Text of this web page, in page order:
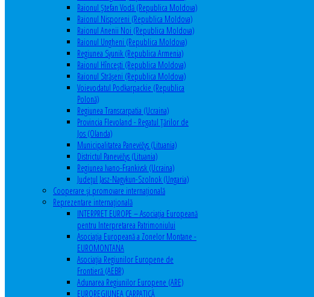
Raionul Ștefan Vodă (Republica Moldova)
Raionul Nisporeni (Republica Moldova)
Raionul Anenii Noi (Republica Moldova)
Raionul Ungheni (Republica Moldova)
Regiunea Syunik (Republica Armenia)
Raionul Hîncești (Republica Moldova)
Raionul Străşeni (Republica Moldova)
Voievodatul Podkarpackie (Republica
Polonă)
Regiunea Transcarpatia (Ucraina)
Provincia Flevoland - Regatul Ţărilor de
Jos (Olanda)
Municipalitatea Panevėžys (Lituania)
Districtul Panevėžys (Lituania)
Regiunea Ivano-Frankivsk (Ucraina)
Judeţul Jasz-Nagykun-Szolnok (Ungaria)
Cooperare şi promovare internaţională
Reprezentare internaţională
INTERPRET EUROPE – Asociația Europeană
pentru Interpretarea Patrimoniului
Asociația Europeană a Zonelor Montane -
EUROMONTANA
Asociația Regiunilor Europene de
Frontieră (AEBR)
Adunarea Regiunilor Europene (ARE)
EUROREGIUNEA CARPATICĂ